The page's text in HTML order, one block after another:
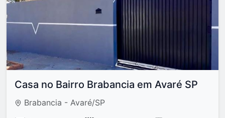
Casa no Bairro Brabancia em Avaré SP
Brabancia - Avaré/SP